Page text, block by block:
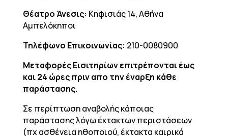
Θέατρο Άνεσις: Κηφισιάς 14, Αθήνα
Αμπελόκηποι
Τηλέφωνο Επικοινωνίας: 210-0080900
Μεταφορές Εισιτηρίων επιτρέπονται έως
και 24 ώρες πριν απο την έναρξη κάθε
παράστασης.
Σε περίπτωση αναβολής κάποιας
παράστασης λόγω έκτακτων περιστάσεων
(πχ ασθένεια ηθοποιού, έκτακτα καιρικά